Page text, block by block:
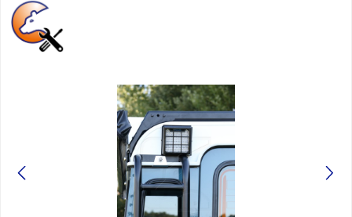
Bildergalerie überspringen